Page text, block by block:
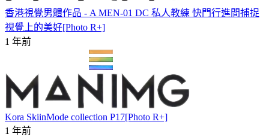
香港視覺男體作品 - A MEN-01 DC 私人教練 快門行進間捕捉
視覺上的美好[Photo R+]
1 年前
Kora SkiinMode collection P17[Photo R+]
1 年前